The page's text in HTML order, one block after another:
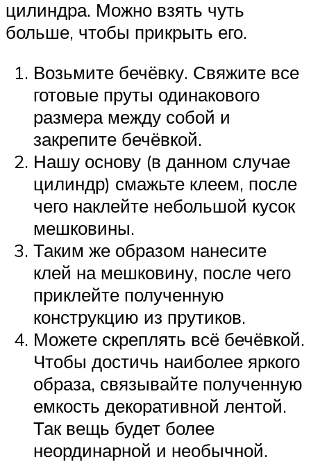
цилиндра. Можно взять чуть
больше, чтобы прикрыть его.
Возьмите бечёвку. Свяжите все
готовые пруты одинакового
размера между собой и
закрепите бечёвкой.
Нашу основу (в данном случае
цилиндр) смажьте клеем, после
чего наклейте небольшой кусок
мешковины.
Таким же образом нанесите
клей на мешковину, после чего
приклейте полученную
конструкцию из прутиков.
Можете скреплять всё бечёвкой.
Чтобы достичь наиболее яркого
образа, связывайте полученную
емкость декоративной лентой.
Так вещь будет более
неординарной и необычной.